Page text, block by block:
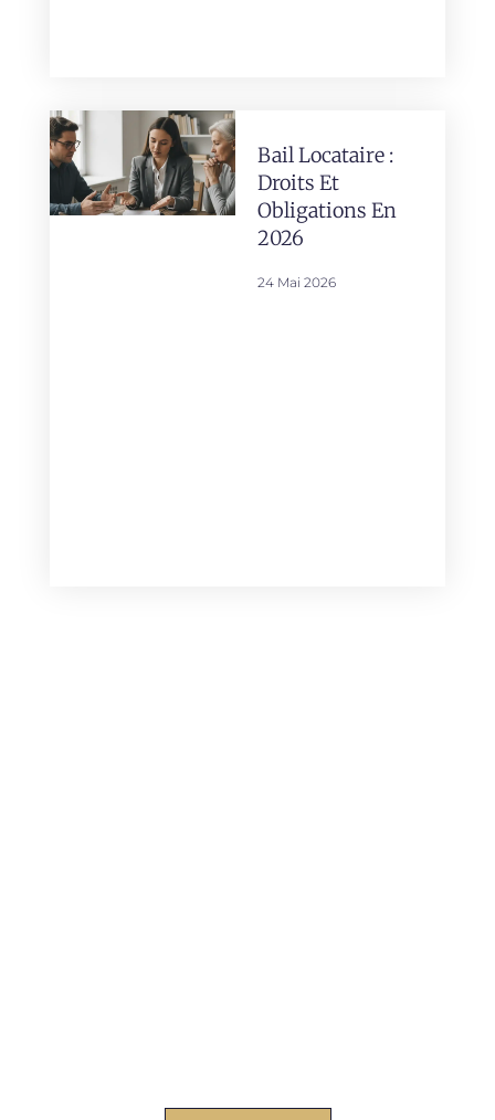
Bail Locataire :
Droits Et
Obligations En
2026
24 Mai 2026